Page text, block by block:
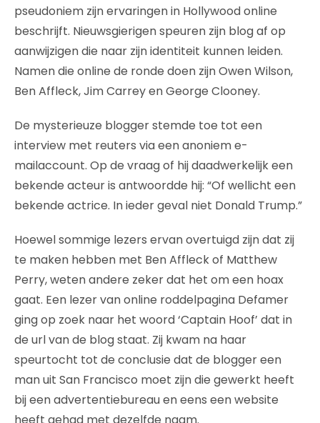
pseudoniem zijn ervaringen in Hollywood online
beschrijft. Nieuwsgierigen speuren zijn blog af op
aanwijzigen die naar zijn identiteit kunnen leiden.
Namen die online de ronde doen zijn Owen Wilson,
Ben Affleck, Jim Carrey en George Clooney.
De mysterieuze blogger stemde toe tot een
interview met reuters via een anoniem e-
mailaccount. Op de vraag of hij daadwerkelijk een
bekende acteur is antwoordde hij: “Of wellicht een
bekende actrice. In ieder geval niet Donald Trump.”
Hoewel sommige lezers ervan overtuigd zijn dat zij
te maken hebben met Ben Affleck of Matthew
Perry, weten andere zeker dat het om een hoax
gaat. Een lezer van online roddelpagina Defamer
ging op zoek naar het woord ‘Captain Hoof’ dat in
de url van de blog staat. Zij kwam na haar
speurtocht tot de conclusie dat de blogger een
man uit San Francisco moet zijn die gewerkt heeft
bij een advertentiebureau en eens een website
heeft gehad met dezelfde naam.